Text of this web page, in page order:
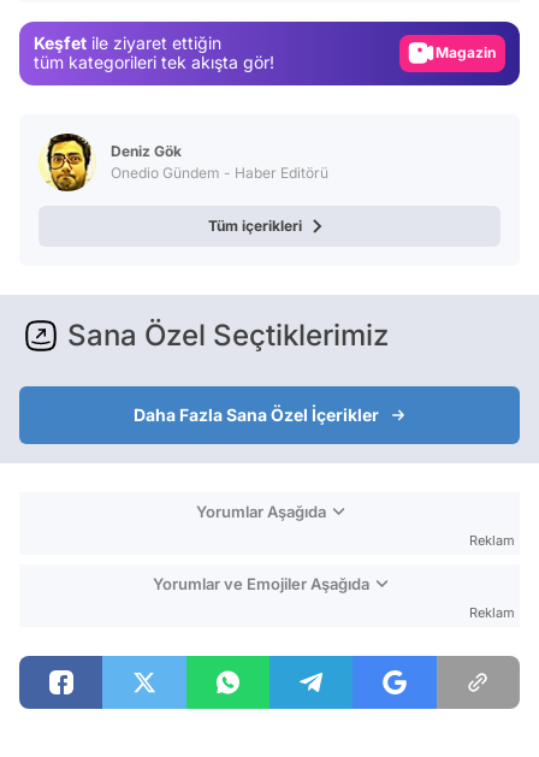
Keşfet ile ziyaret ettiğin
tüm kategorileri tek akışta gör!
Magazin
Video
Deniz Gök
Onedio Gündem - Haber Editörü
Tüm içerikleri
Sana Özel Seçtiklerimiz
Daha Fazla Sana Özel İçerikler
Yorumlar Aşağıda
Reklam
Yorumlar ve Emojiler Aşağıda
Reklam